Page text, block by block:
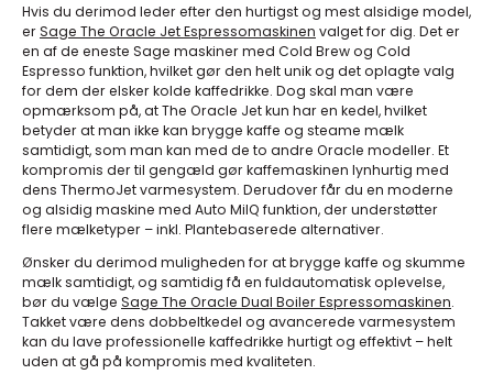
Hvis du derimod leder efter den hurtigst og mest alsidige model,
erSage The Oracle Jet Espressomaskinen valget for dig. Det er
en af de eneste Sage maskiner med Cold Brew og Cold
Espresso funktion, hvilket gør den helt unik og det oplagte valg
for dem der elsker kolde kaffedrikke. Dog skal man være
opmærksom på, at The Oracle Jet kun har en kedel, hvilket
betyder at man ikke kan brygge kaffe og steame mælk
samtidigt, som man kan med de to andre Oracle modeller. Et
kompromis der til gengæld gør kaffemaskinen lynhurtig med
dens ThermoJet varmesystem. Derudover får du en moderne
og alsidig maskine med Auto MilQ funktion, der understøtter
flere mælketyper – inkl. Plantebaserede alternativer.
Ønsker du derimod muligheden for at brygge kaffe og skumme
mælk samtidigt, og samtidig få en fuldautomatisk oplevelse,
bør du vælge Sage The Oracle Dual Boiler Espressomaskinen.
Takket være dens dobbeltkedel og avancerede varmesystem
kan du lave professionelle kaffedrikke hurtigt og effektivt – helt
uden at gå på kompromis med kvaliteten.